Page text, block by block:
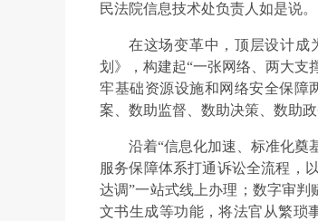
民法院信息技术处负责人如是说。
在这场变革中，顶层设计成
划》，构建起“一张网络、两大支
牢基础资源设施和网络安全保障
案、数助监督、数助决策、数助
沿着“信息化加速、标准化奠
服务保障体系打通诉讼全流程，
达调”一站式线上办理；数字审
文书生成等功能，将法官从繁琐